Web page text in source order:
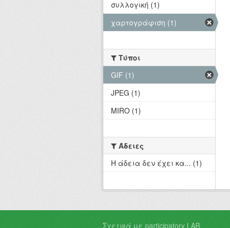
συλλογική (1)
χαρτογράφιση (1)
Τύποι
GIF (1)
JPEG (1)
MIRO (1)
Άδειες
Η άδεια δεν έχει κα... (1)
Σχετικά με participatory LAB